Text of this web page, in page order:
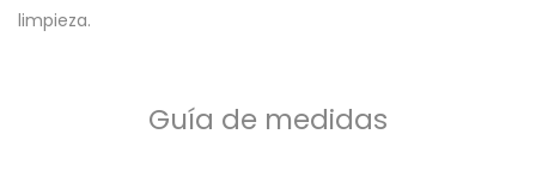
limpieza.
Guía de medidas